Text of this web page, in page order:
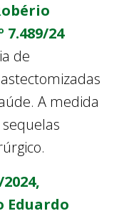
7.489/24
de
A medida
Eduardo